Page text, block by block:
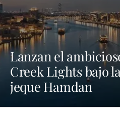
Lanzan el
Creek Lights bajo
jeque Hamdan